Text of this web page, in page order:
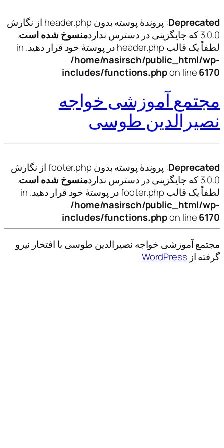
Deprecated
: پروندهٔ پوسته بدون header.php از نگارش
3.0.0 که جایگزینی در دسترس ندارد
منسوخ شده است.
لطفاً یک قالب header.php در پوستهٔ خود قرار دهید. in
/home/nasirsch/public_html/wp-
includes/functions.phpon line6170
مجتمع آموزشی خواجه
نصیرالدین طوسی
Deprecated
: پروندهٔ پوسته بدون footer.php از نگارش
3.0.0 که جایگزینی در دسترس ندارد
منسوخ شده است.
لطفاً یک قالب footer.php در پوستهٔ خود قرار دهید. in
/home/nasirsch/public_html/wp-
includes/functions.phpon line6170
مجتمع آموزشی خواجه نصیرالدین طوسی با افتخار نیرو
گرفته از WordPress